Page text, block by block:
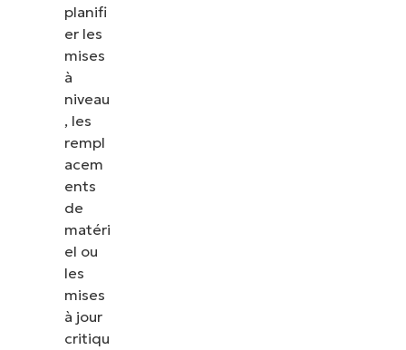
planifi
er les
mises
à
niveau
, les
rempl
acem
ents
de
matéri
el ou
les
mises
à jour
critiqu